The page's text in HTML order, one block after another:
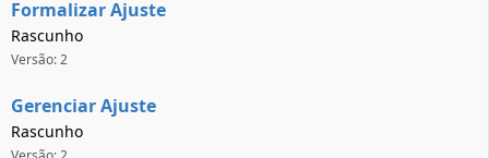
Formalizar Ajuste
Rascunho
Versão: 2
Gerenciar Ajuste
Rascunho